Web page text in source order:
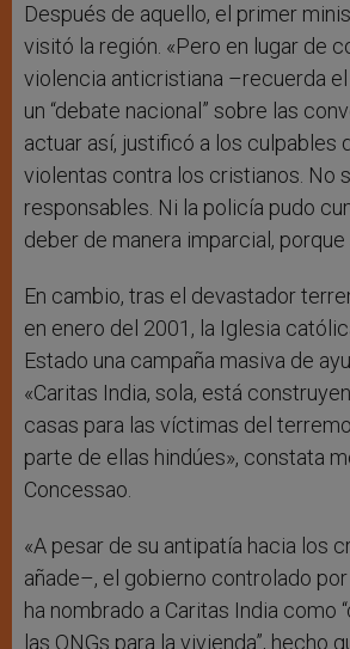
Después de aquello, el primer
visitó la región. «Pero en lugar de
violencia anticristiana –recuerda
un “debate nacional” sobre las
actuar así, justificó a los culpables
violentas contra los cristianos. No
responsables. Ni la policía pudo
deber de manera imparcial,
En cambio, tras el devastador
en enero del 2001, la Iglesia
Estado una campaña masiva de
«Caritas India, sola, está
casas para las víctimas del
parte de ellas hindúes», constata
Concessao.
«A pesar de su antipatía hacia los
añade–, el gobierno controlado
ha nombrado a Caritas India como
las ONGs para la vivienda”, hecho